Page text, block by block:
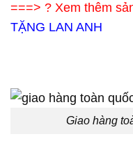
===> ? Xem thêm
TẶNG LAN ANH
Giao hàng